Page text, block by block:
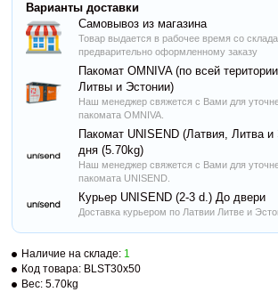
Наличие на складе: 1
Код товара: BLST30x50
Вес: 5.70kg
Варианты доставки
Самовывоз из магазина
Товар выдается в рабочее время со
предварительно оформленному заказу
Пакомат OMNIVA (по всей
Литвы и Эстонии)
Наш менеджер свяжется с Вами для
пакомата OMNIVA.
Пакомат UNISEND (Латвия, Литва и
дня (5.70kg)
Наш менеджер свяжется с Вами для
пакомата UNISEND.
Курьер UNISEND (2-3 d.) До двери
Доставка курьером по Латвии Литве и